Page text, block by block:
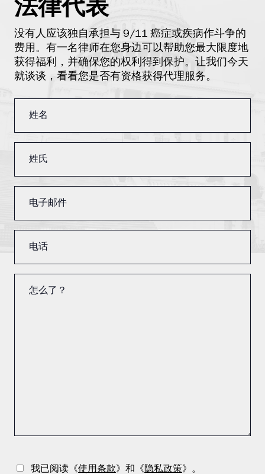
法律代表
没有人应该独自承担与 9/11 癌症或疾病作斗争的
费用。有一名律师在您身边可以帮助您最大限度地
获得福利，并确保您的权利得到保护。让我们今天
就谈谈，看看您是否有资格获得代理服务。
我已阅读《使用条款 》和《 隐私政策 》。